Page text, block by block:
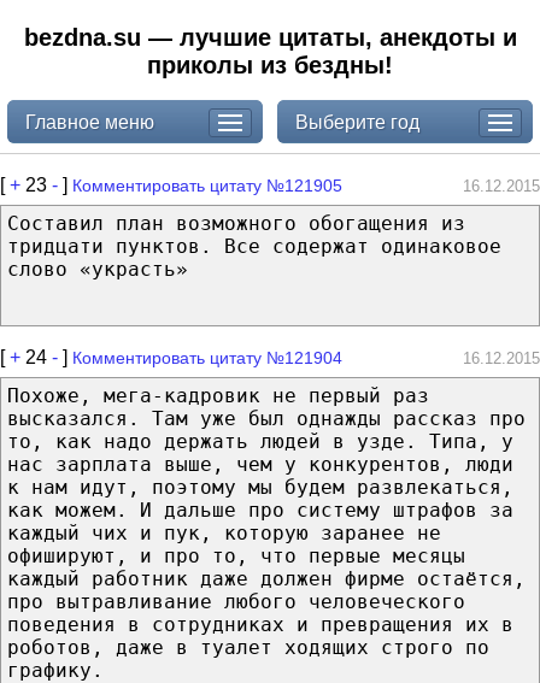
bezdna.su — лучшие цитаты, анекдоты и
приколы из бездны!
Главное меню Выберите год
[+ 23 - ] Комментировать цитату №121905 16.12.2015
Составил план возможного обогащения из
тридцати пунктов. Все содержат одинаковое
слово «украсть»
[+ 24 - ] Комментировать цитату №121904 16.12.2015
Похоже, мега-кадровик не первый раз
высказался. Там уже был однажды рассказ про
то, как надо держать людей в узде. Типа, у
нас зарплата выше, чем у конкурентов, люди
к нам идут, поэтому мы будем развлекаться,
как можем. И дальше про систему штрафов за
каждый чих и пук, которую заранее не
офишируют, и про то, что первые месяцы
каждый работник даже должен фирме остаётся,
про вытравливание любого человеческого
поведения в сотрудниках и превращения их в
роботов, даже в туалет ходящих строго по
графику.